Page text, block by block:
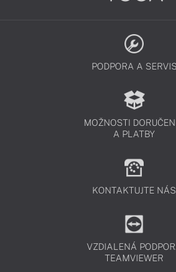
PODPORA A SERVIS
MOŽNOSTI
A PLATBY
KONTAKTUJTE NÁS
VZDIALENÁ
TEAMVIEWER